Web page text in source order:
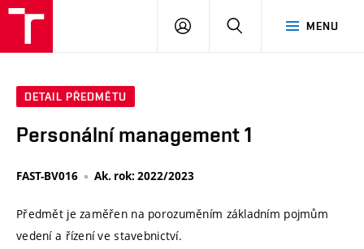
MENU
PŘIHLÁSIT
DETAIL PŘEDMĚTU
Personální management 1
FAST-BV016 Ak. rok: 2022/2023
Předmět je zaměřen na porozuměním základním pojmům
vedení a řízení ve stavebnictví.